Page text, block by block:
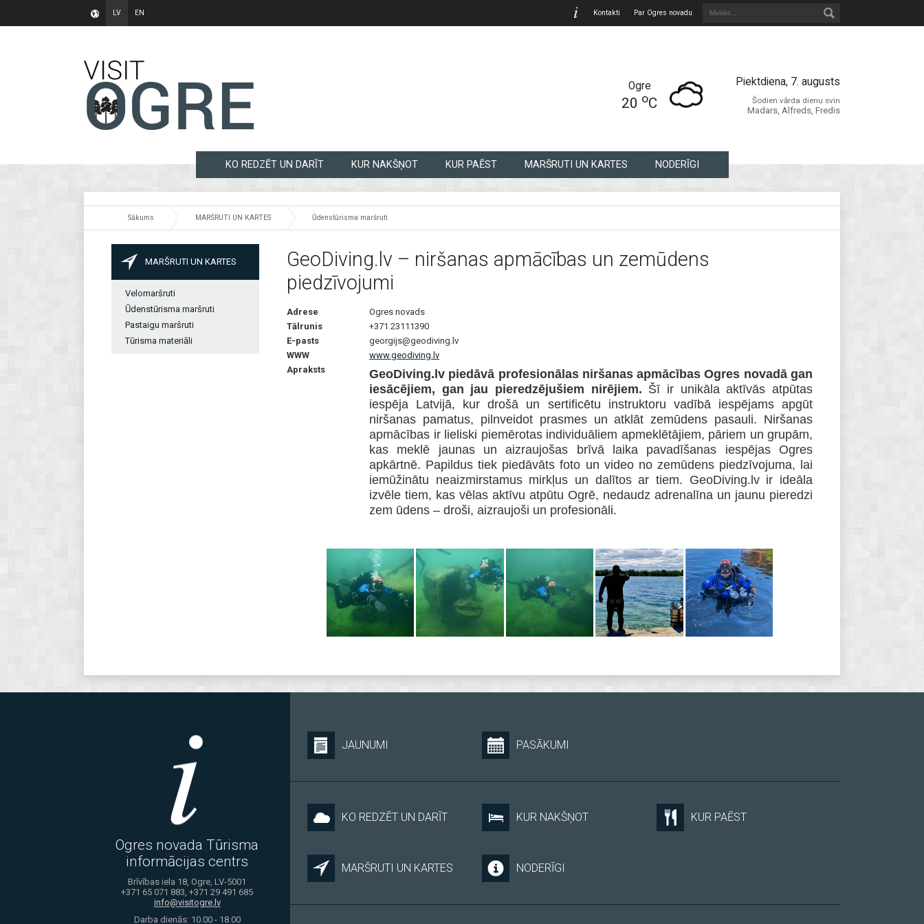
LV EN Kontakti Par Ogres novadu
Ogre
20 oC
Piektdiena, 7. augusts
Šodien vārda dienu svin
Madars, Alfreds, Fredis
KO REDZĒT UN DARĪT KUR NAKŠŅOT KUR PAĒST MARŠRUTI UN KARTES NODERĪGI
Sākums MARŠRUTI UN KARTES Ūdenstūrisma maršruti
MARŠRUTI UN KARTES
Velomaršruti
Ūdenstūrisma maršruti
Pastaigu maršruti
Tūrisma materiāli
GeoDiving.lv – niršanas apmācības un zemūdens
piedzīvojumi
Adrese
Ogres novads
Tālrunis
+371 23111390
E-pasts
georgijs@geodiving.lv
WWW
www.geodiving.lv
Apraksts
GeoDiving.lv piedāvā profesionālas niršanas apmācības Ogres novadā gan
iesācējiem, gan jau pieredzējušiem nirējiem. Šī ir unikāla aktīvās atpūtas
iespēja Latvijā, kur drošā un sertificētu instruktoru vadībā iespējams apgūt
niršanas pamatus, pilnveidot prasmes un atklāt zemūdens pasauli. Niršanas
apmācības ir lieliski piemērotas individuāliem apmeklētājiem, pāriem un grupām,
kas meklē jaunas un aizraujošas brīvā laika pavadīšanas iespējas Ogres
apkārtnē. Papildus tiek piedāvāts foto un video no zemūdens piedzīvojuma, lai
iemūžinātu neaizmirstamus mirkļus un dalītos ar tiem. GeoDiving.lv ir ideāla
izvēle tiem, kas vēlas aktīvu atpūtu Ogrē, nedaudz adrenalīna un jaunu pieredzi
zem ūdens – droši, aizraujoši un profesionāli.
Ogres novada Tūrisma
informācijas centrs
Brīvības iela 18, Ogre, LV-5001
+371 65 071 883, +371 29 491 685
info@visitogre.lv
Darba dienās: 10.00 - 18.00
JAUNUMI PASĀKUMI
KO REDZĒT UN DARĪT KUR NAKŠŅOT KUR PAĒST
MARŠRUTI UN KARTES NODERĪGI